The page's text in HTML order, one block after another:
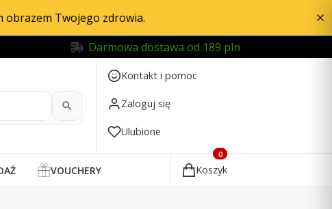
obrazem Twojego zdrowia.
Darmowa dostawa od 189 pln
Kontakt i pomoc
Zaloguj się
Ulubione
VOUCHERY
Produkty w koszyku: 0.
Koszyk